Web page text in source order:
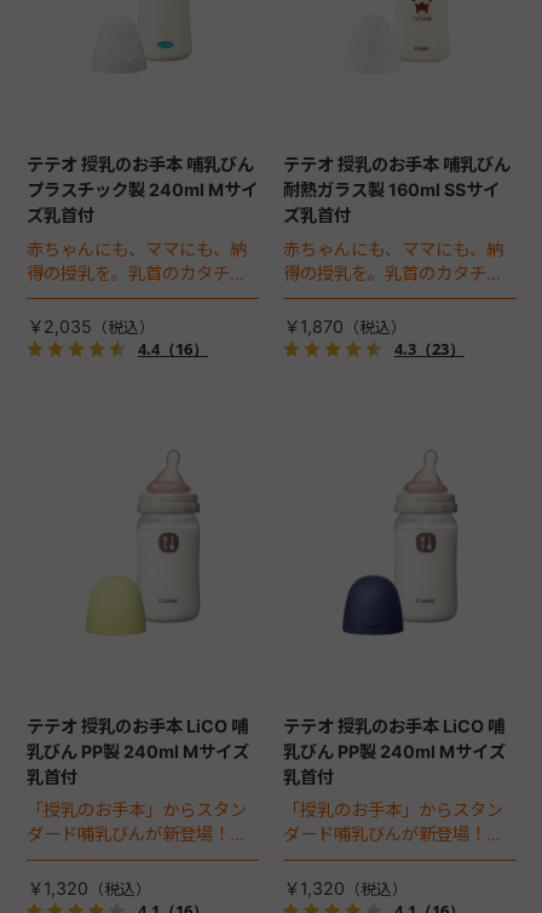
テテオ 授乳のお手本 哺乳びん
プラスチック製 240ml Mサイ
ズ乳首付
赤ちゃんにも、ママにも、納
得の授乳を。乳首のカタチと
サイズにこだわりました。軽
くて持ち運びに便利なプラス
チックボトルが登場。
￥2,035
4.4（16）
テテオ 授乳のお手本 哺乳びん
耐熱ガラス製 160ml SSサイ
ズ乳首付
赤ちゃんにも、ママにも、納
得の授乳を。乳首のカタチと
サイズにこだわりました。匂
いや傷がつきにくく、丈夫な
耐熱ガラス製の哺乳びん。
￥1,870
4.3（23）
テテオ 授乳のお手本 LiCO 哺
乳びん PP製 240ml Mサイズ
乳首付
「授乳のお手本」からスタン
ダード哺乳びんが新登場！お
でかけにも軽くて便利なプラ
スチック製240mlボトル。
￥1,320
テテオ 授乳のお手本 LiCO 哺
乳びん PP製 240ml Mサイズ
乳首付
「授乳のお手本」からスタン
ダード哺乳びんが新登場！お
でかけにも軽くて便利なプラ
スチック製240mlボトル。
￥1,320